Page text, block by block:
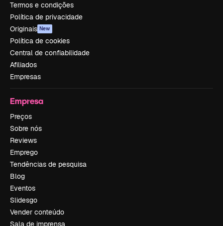
Termos e condições
Política de privacidade
Originais New
Política de cookies
Central de confiabilidade
Afiliados
Empresas
Empresa
Preços
Sobre nós
Reviews
Emprego
Tendências de pesquisa
Blog
Eventos
Slidesgo
Vender conteúdo
Sala de imprensa